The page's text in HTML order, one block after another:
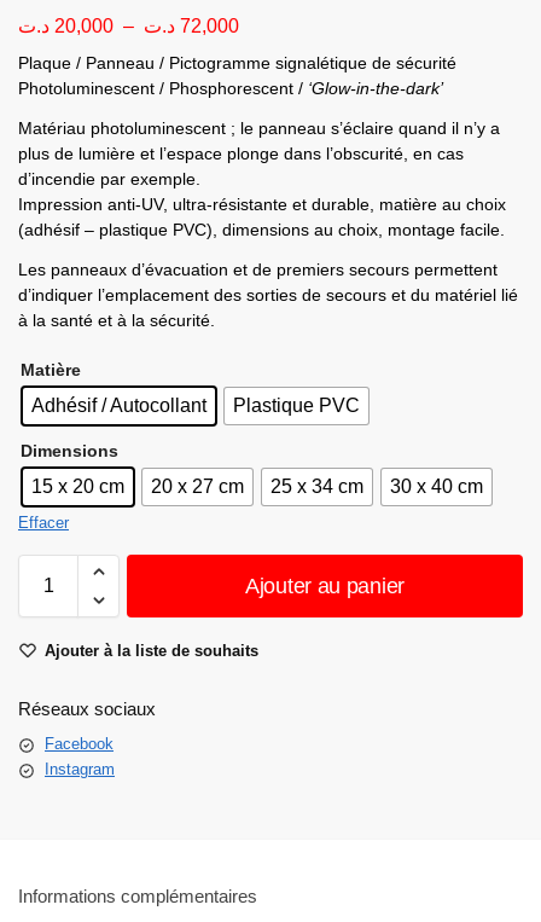
20,000 د.ت – 72,000 د.ت
Plaque / Panneau / Pictogramme signalétique de sécurité
Photoluminescent / Phosphorescent / ‘Glow-in-the-dark’
Matériau photoluminescent ; le panneau s’éclaire quand il n’y a
plus de lumière et l’espace plonge dans l’obscurité, en cas
d’incendie par exemple.
Impression anti-UV, ultra-résistante et durable, matière au choix
(adhésif – plastique PVC), dimensions au choix, montage facile.
Les panneaux d’évacuation et de premiers secours permettent
d’indiquer l’emplacement des sorties de secours et du matériel lié
à la santé et à la sécurité.
Matière
Adhésif / Autocollant Plastique PVC
Dimensions
15 x 20 cm 20 x 27 cm 25 x 34 cm 30 x 40 cm
Effacer
Ajouter au panier
Ajouter à la liste de souhaits
Réseaux sociaux
Facebook
Instagram
Informations complémentaires